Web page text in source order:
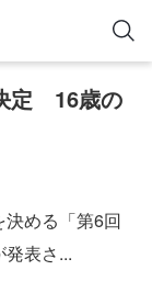
定 16歳の
める「第6回
表さ...